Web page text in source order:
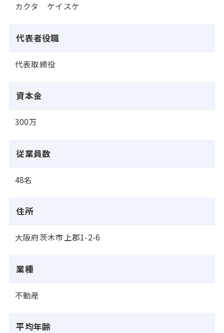
カクタ ケイスケ
代表者役職
代表取締役
資本金
300万
従業員数
48名
住所
大阪府茨木市上郡1-2-6
業種
不動産
平均年齢